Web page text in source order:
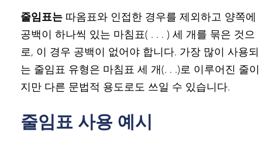
줄임표는 따옴표와 인접한 경우를 제외하고 양쪽에
공백이 하나씩 있는 마침표( . . . ) 세 개를 묶은 것으
로, 이 경우 공백이 없어야 합니다. 가장 많이 사용되
는 줄임표 유형은 마침표 세 개(. . .)로 이루어진 줄이
지만 다른 문법적 용도로도 쓰일 수 있습니다.
줄임표 사용 예시